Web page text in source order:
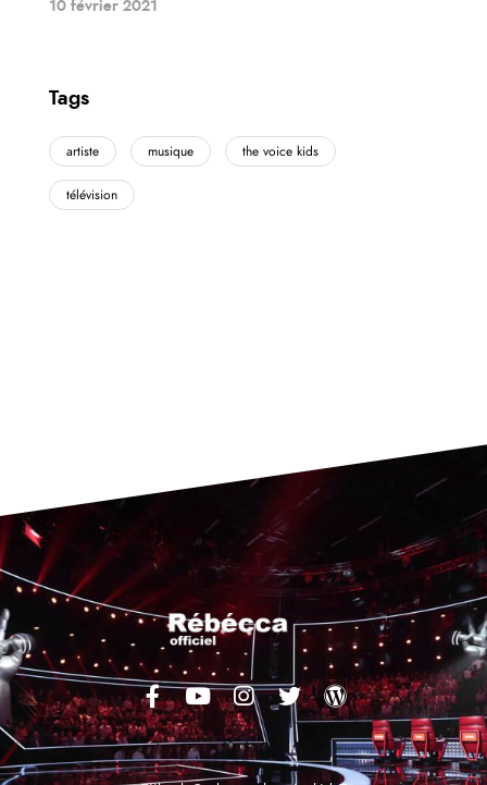
10 février 2021
Tags
artiste musique the voice kids
télévision